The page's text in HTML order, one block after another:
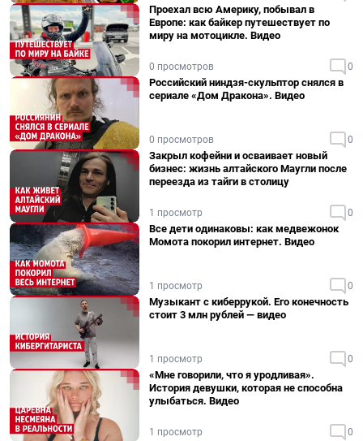
Проехал всю Америку, побывал в
Европе: как байкер путешествует по
миру на мотоцикле. Видео
0 просмотров 0
Российский ниндзя-скульптор снялся в
сериале «Дом Дракона». Видео
0 просмотров 0
Закрыл кофейни и осваивает новый
бизнес: жизнь алтайского Маугли после
переезда из тайги в столицу
1 просмотр 0
Все дети одинаковы: как медвежонок
Момота покорил интернет. Видео
1 просмотр 0
Музыкант с киберрукой. Его конечность
стоит 3 млн рублей — видео
1 просмотр 0
«Мне говорили, что я уродливая».
История девушки, которая не способна
улыбаться. Видео
1 просмотр 0